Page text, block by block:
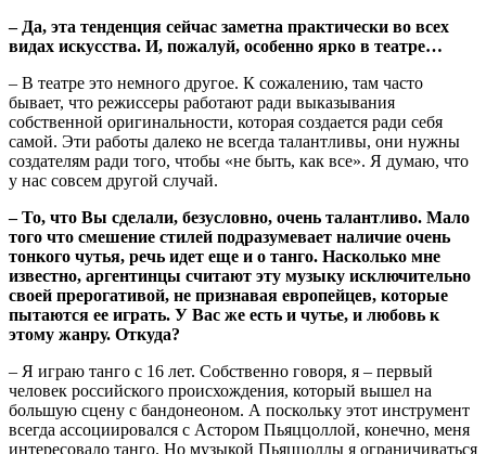
– Да, эта тенденция сейчас заметна практически во всех
видах искусства. И, пожалуй, особенно ярко в театре…
– В театре это немного другое. К сожалению, там часто
бывает, что режиссеры работают ради выказывания
собственной оригинальности, которая создается ради себя
самой. Эти работы далеко не всегда талантливы, они нужны
создателям ради того, чтобы «не быть, как все». Я думаю, что
у нас совсем другой случай.
– То, что Вы сделали, безусловно, очень талантливо. Мало
того что смешение стилей подразумевает наличие очень
тонкого чутья, речь идет еще и о танго. Насколько мне
известно, аргентинцы считают эту музыку исключительно
своей прерогативой, не признавая европейцев, которые
пытаются ее играть. У Вас же есть и чутье, и любовь к
этому жанру. Откуда?
– Я играю танго с 16 лет. Собственно говоря, я – первый
человек российского происхождения, который вышел на
большую сцену с бандонеоном. А поскольку этот инструмент
всегда ассоциировался с Астором Пьяццоллой, конечно, меня
интересовало танго. Но музыкой Пьяццоллы я ограничиваться